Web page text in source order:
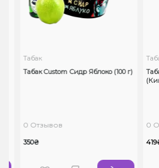
Табак
Табак Custom Сидр Яблоко (100 г)
0 Отзывов
350₴
0
419₴